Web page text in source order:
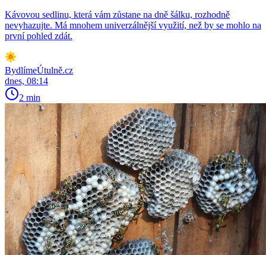
Kávovou sedlinu, která vám zůstane na dně šálku, rozhodně
nevyhazujte. Má mnohem univerzálnější využití, než by se mohlo na
první pohled zdát.
BydlímeÚtulně.cz
dnes, 08:14
2 min